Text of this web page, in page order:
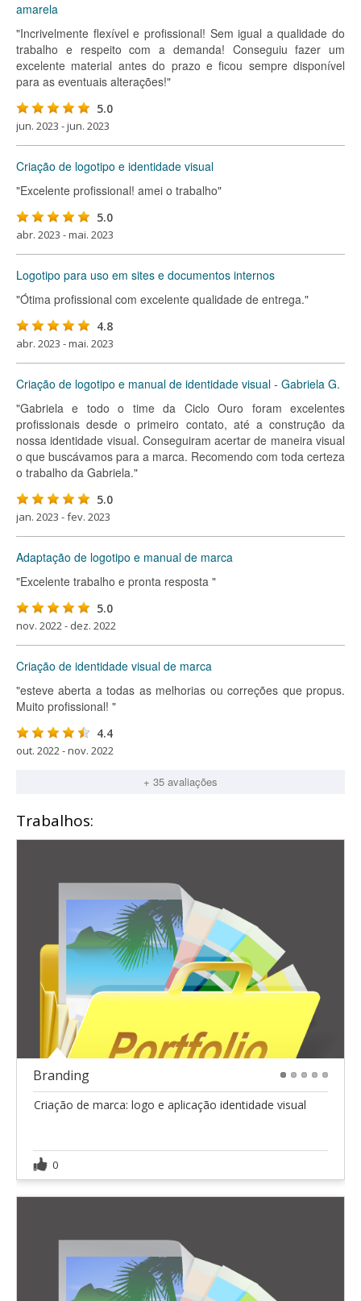
amarela
"Incrivelmente flexível e profissional! Sem igual a qualidade do
trabalho e respeito com a demanda! Conseguiu fazer um
excelente material antes do prazo e ficou sempre disponível
para as eventuais alterações!"
5.0
jun. 2023 - jun. 2023
Criação de logotipo e identidade visual
"Excelente profissional! amei o trabalho"
5.0
abr. 2023 - mai. 2023
Logotipo para uso em sites e documentos internos
"Ótima profissional com excelente qualidade de entrega."
4.8
abr. 2023 - mai. 2023
Criação de logotipo e manual de identidade visual - Gabriela G.
"Gabriela e todo o time da Ciclo Ouro foram excelentes
profissionais desde o primeiro contato, até a construção da
nossa identidade visual. Conseguiram acertar de maneira visual
o que buscávamos para a marca. Recomendo com toda certeza
o trabalho da Gabriela."
5.0
jan. 2023 - fev. 2023
Adaptação de logotipo e manual de marca
"Excelente trabalho e pronta resposta "
5.0
nov. 2022 - dez. 2022
Criação de identidade visual de marca
"esteve aberta a todas as melhorias ou correções que propus.
Muito profissional! "
4.4
out. 2022 - nov. 2022
+ 35 avaliações
Trabalhos:
Branding
Criação de marca: logo e aplicação identidade visual
0